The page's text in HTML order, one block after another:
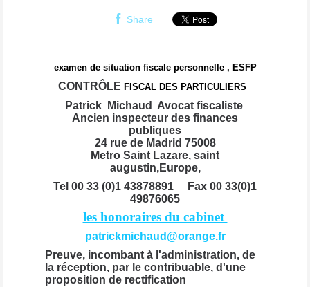
Share
examen de situation fiscale personnelle , ESFP
CONTRÔLE FISCAL DES PARTICULIERS
Patrick Michaud Avocat fiscaliste
Ancien inspecteur des finances
publiques
24 rue de Madrid 75008
Metro Saint Lazare, saint
augustin,Europe,
Tel 00 33 (0)1 43878891
Fax 00 33(0)1
49876065
les honoraires du cabinet
patrickmichaud@orange.fr
Preuve, incombant à l'administration, de
la réception, par le contribuable, d'une
proposition de rectification